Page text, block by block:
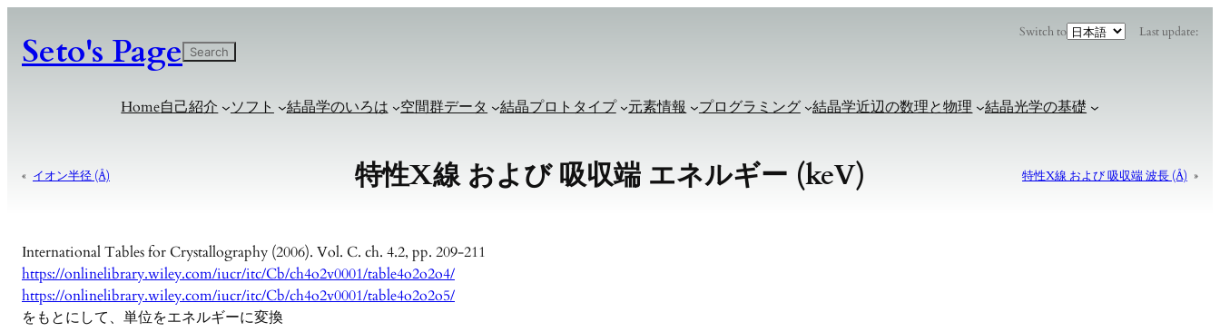
Seto's Page 検
索
Search
Switch to言
語 Last update:
Home自己紹介 ソフト 結晶学のいろは 空間群データ 結晶プロトタイプ 元素情報 プログラミング 結晶学近辺の数理と物理 結晶光学の基礎
« イオン半径 (Å) 特性X線 および 吸収端 エネルギー (keV) 特性X線 および 吸収端 波長 (Å) »
International Tables for Crystallography (2006). Vol. C. ch. 4.2, pp. 209-211
https://onlinelibrary.wiley.com/iucr/itc/Cb/ch4o2v0001/table4o2o2o4/
https://onlinelibrary.wiley.com/iucr/itc/Cb/ch4o2v0001/table4o2o2o5/
をもとにして、単位をエネルギーに変換